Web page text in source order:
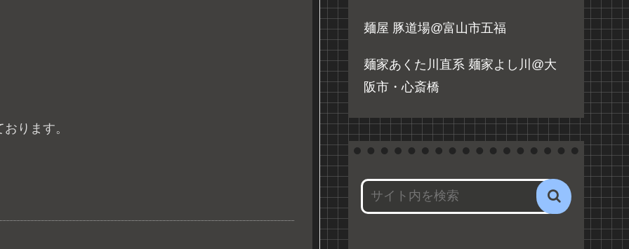
ります。
麺屋 豚道場@富山市五福
麺家あくた川直系 麺家よし川@大
阪市・心斎橋